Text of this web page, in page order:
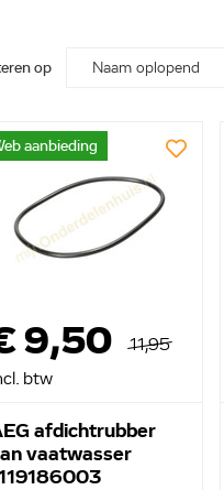
op
aanbieding
9,50
11,95
btw
afdichtrubber
vaatwasser